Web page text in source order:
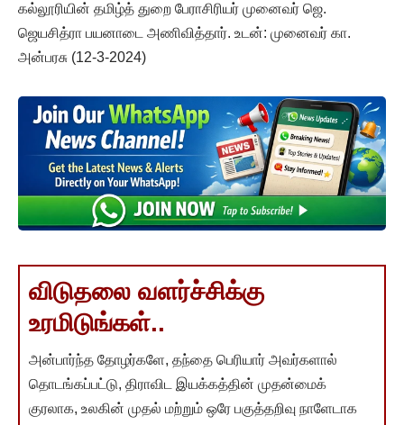
கல்லூரியின் தமிழ்த் துறை பேராசிரியர் முனைவர் ஜெ.
ஜெயசித்ரா பயனாடை அணிவித்தார். உடன்: முனைவர் கா.
அன்பரசு (12-3-2024)
விடுதலை வளர்ச்சிக்கு
உரமிடுங்கள்..
அன்பார்ந்த தோழர்களே, தந்தை பெரியார் அவர்களால்
தொடங்கப்பட்டு, திராவிட இயக்கத்தின் முதன்மைக்
குரலாக, உலகின் முதல் மற்றும் ஒரே பகுத்தறிவு நாளேடாக